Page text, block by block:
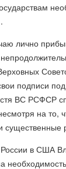
лично
подписи
ВС РСФСР
на то,
существенные
в США